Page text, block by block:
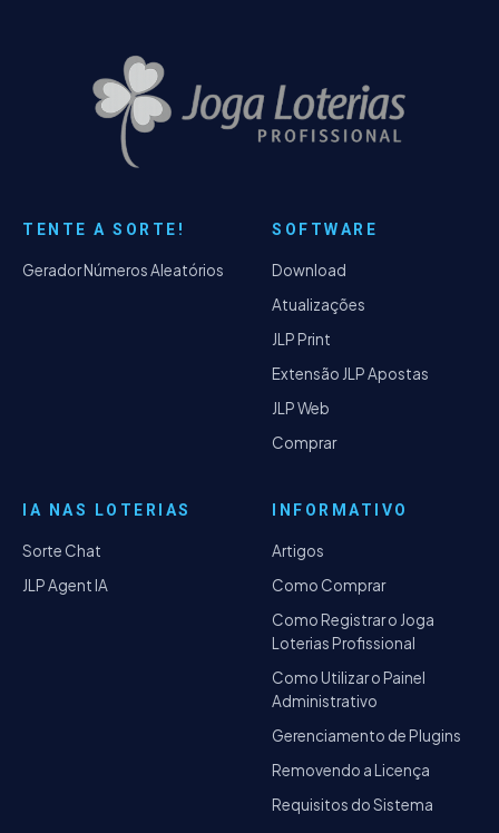
TENTE A SORTE!
Gerador Números Aleatórios
SOFTWARE
Download
Atualizações
JLP Print
Extensão JLP Apostas
JLP Web
Comprar
IA NAS LOTERIAS
Sorte Chat
JLP Agent IA
INFORMATIVO
Artigos
Como Comprar
Como Registrar o Joga
Loterias Profissional
Como Utilizar o Painel
Administrativo
Gerenciamento de Plugins
Removendo a Licença
Requisitos do Sistema